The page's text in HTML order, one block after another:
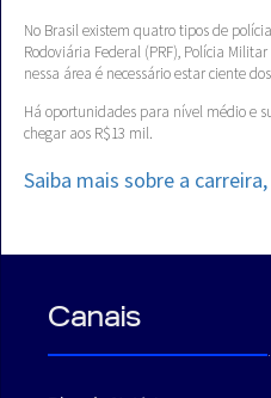
No Brasil existem quatro tipos de
Rodoviária Federal (PRF), Polícia
nessa área é necessário estar ciente
Há oportunidades para nível médio e
chegar aos R$13 mil.
Saiba mais sobre a
Canais